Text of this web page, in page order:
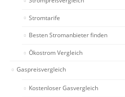
Stromtarife
Besten Stromanbieter finden
Ökostrom Vergleich
Gaspreisvergleich
Kostenloser Gasvergleich